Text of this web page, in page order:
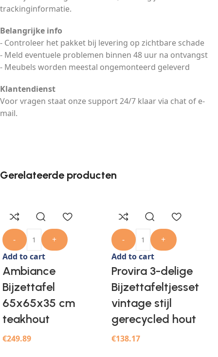
trackinginformatie.
Belangrijke info
- Controleer het pakket bij levering op zichtbare schade
- Meld eventuele problemen binnen 48 uur na ontvangst
- Meubels worden meestal ongemonteerd geleverd
Klantendienst
Voor vragen staat onze support 24/7 klaar via chat of e-
mail.
Gerelateerde producten
-
+
Add to cart
Ambiance
Bijzettafel
65x65x35 cm
teakhout
€249.89
-
+
Add to cart
Provira 3-delige
Bijzettafeltjesset
vintage stijl
gerecycled hout
€138.17